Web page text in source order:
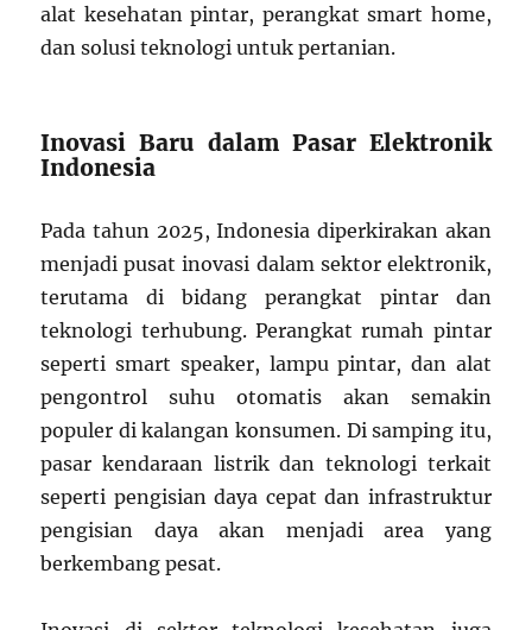
alat kesehatan pintar, perangkat smart home,
dan solusi teknologi untuk pertanian.
Inovasi Baru dalam Pasar Elektronik
Indonesia
Pada tahun 2025, Indonesia diperkirakan akan
menjadi pusat inovasi dalam sektor elektronik,
terutama di bidang perangkat pintar dan
teknologi terhubung. Perangkat rumah pintar
seperti smart speaker, lampu pintar, dan alat
pengontrol suhu otomatis akan semakin
populer di kalangan konsumen. Di samping itu,
pasar kendaraan listrik dan teknologi terkait
seperti pengisian daya cepat dan infrastruktur
pengisian daya akan menjadi area yang
berkembang pesat.